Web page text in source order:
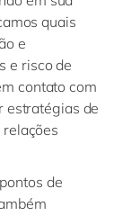
quais
e
e risco de
contato com
estratégias de
de